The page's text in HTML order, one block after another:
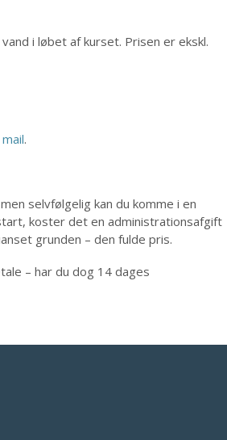
i løbet af kurset. Prisen er ekskl.
mail.
selvfølgelig kan du komme i en
koster det en administrationsafgift
grunden – den fulde pris.
– har du dog 14 dages